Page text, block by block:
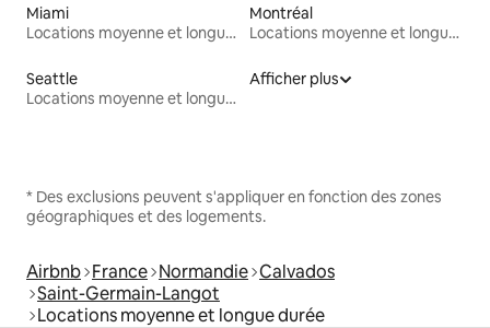
Miami
Locations moyenne et longue durée
Montréal
Locations moyenne et longue durée
Seattle
Locations moyenne et longue durée
Afficher plus
* Des exclusions peuvent s'appliquer en fonction des zones
géographiques et des logements.
Airbnb France Normandie Calvados
Saint-Germain-Langot
Locations moyenne et longue durée